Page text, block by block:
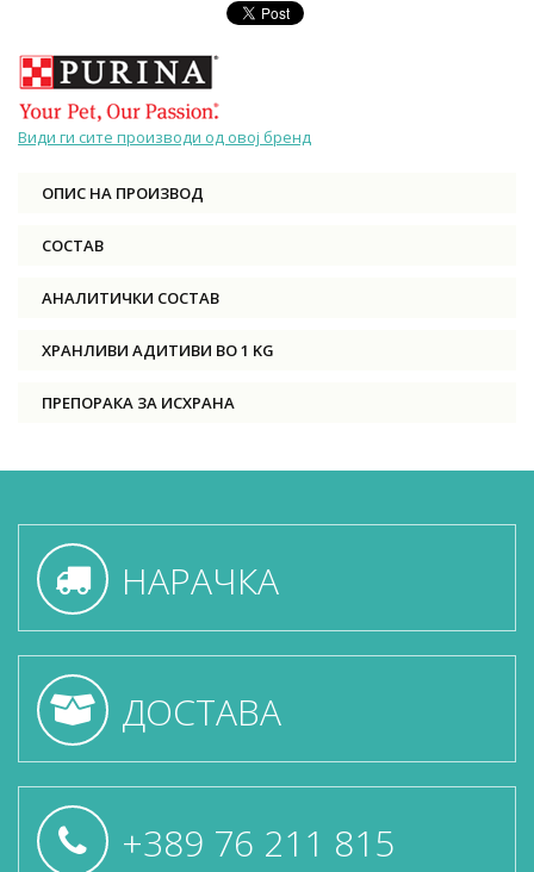
Види ги сите производи од овој бренд
ОПИС НА ПРОИЗВОД
СОСТАВ
АНАЛИТИЧКИ СОСТАВ
ХРАНЛИВИ АДИТИВИ ВО 1 KG
ПРЕПОРАКА ЗА ИСХРАНА
НАРАЧКА
ДОСТАВА
+389 76 211 815